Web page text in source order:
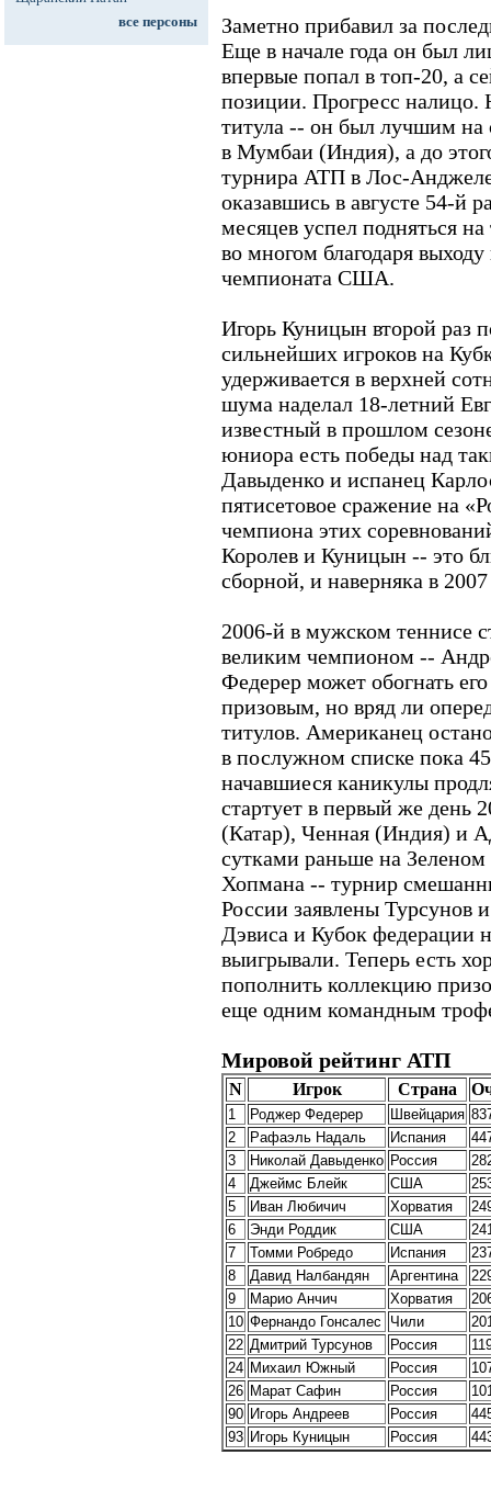
все персоны
Заметно прибавил за
Еще в начале года он был
впервые попал в топ-20, а
позиции. Прогресс налицо.
титула -- он был лучшим на
в Мумбаи (Индия), а до
турнира АТП в Лос-
оказавшись в августе 54-й
месяцев успел подняться
во многом благодаря
чемпионата США.
Игорь Куницын второй раз
сильнейших игроков на
удерживается в верхней
шума наделал 18-летний
известный в прошлом
юниора есть победы над
Давыденко и испанец
пятисетовое сражение на
чемпиона этих
Королев и Куницын -- это
сборной, и наверняка в
2006-й в мужском теннисе
великим чемпионом --
Федерер может обогнать
призовым, но вряд ли
титулов. Американец
в послужном списке пока
начавшиеся каникулы
стартует в первый же день
(Катар), Ченная (Индия) и
сутками раньше на Зеленом
Хопмана -- турнир
России заявлены Турсунов
Дэвиса и Кубок федерации
выигрывали. Теперь есть
пополнить коллекцию
еще одним командным
Мировой рейтинг АТП
N Игрок Страна
1 Роджер Федерер Швейцария
2
Рафаэль Надаль Испания
3
Николай Давыденко Россия
4
Джеймс Блейк США
5
Иван Любичич Хорватия
6
Энди Роддик США
7
Томми Робредо Испания
8
Давид Налбандян Аргентина
9
Марио Анчич Хорватия
10 Фернандо Гонсалес Чили
22 Дмитрий Турсунов Россия
24 Михаил Южный Россия
26 Марат Сафин Россия
90 Игорь Андреев Россия
93 Игорь Куницын Россия